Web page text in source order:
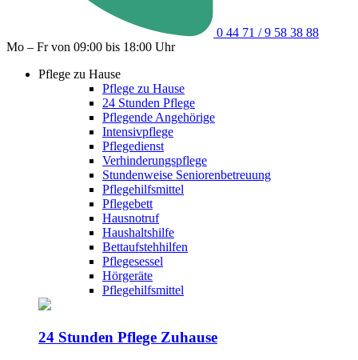
0 44 71 / 9 58 38 88
Mo – Fr von 09:00 bis 18:00 Uhr
Pflege zu Hause
Pflege zu Hause
24 Stunden Pflege
Pflegende Angehörige
Intensivpflege
Pflegedienst
Verhinderungspflege
Stundenweise Seniorenbetreuung
Pflegehilfsmittel
Pflegebett
Hausnotruf
Haushaltshilfe
Bettaufstehhilfen
Pflegesessel
Hörgeräte
Pflegehilfsmittel
24 Stunden Pflege Zuhause